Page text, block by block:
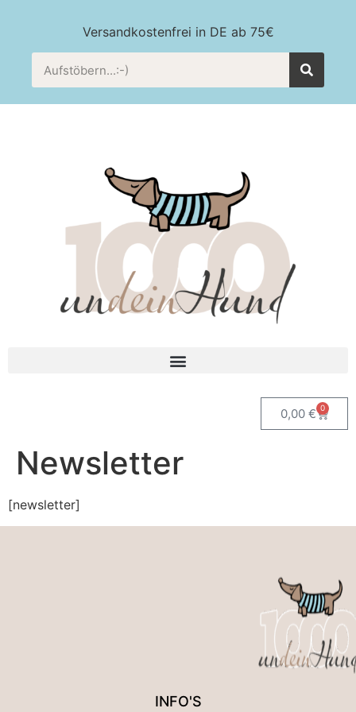
Versandkostenfrei in DE ab 75€
0,00 € 0
Newsletter
[newsletter]
INFO'S